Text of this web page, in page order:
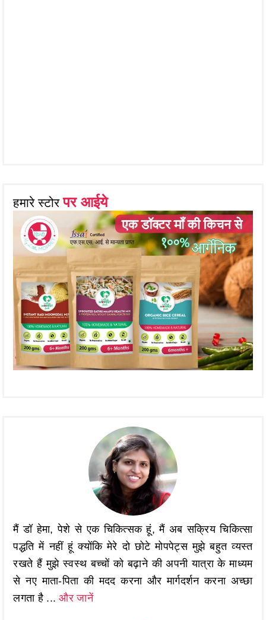
हमारे स्टोरपर आईये
मैं डॉ हेमा, पेशे से एक चिकित्सक हूं, मैं अब सक्रिय चिकित्सा
पद्धति में नहीं हूं क्योंकि मेरे दो छोटे मोपपेट्स मुझे बहुत व्यस्त
रखते हैं मुझे स्वस्थ बच्चों को बढ़ाने की अपनी यात्रा के माध्यम
से नए माता-पिता की मदद करना और मार्गदर्शन करना अच्छा
लगता है ...और जानें